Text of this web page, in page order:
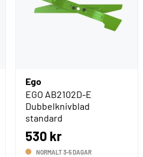
Ego
EGO AB2102D-E
Dubbelknivblad
standard
530 kr
NORMALT 3-5 DAGAR